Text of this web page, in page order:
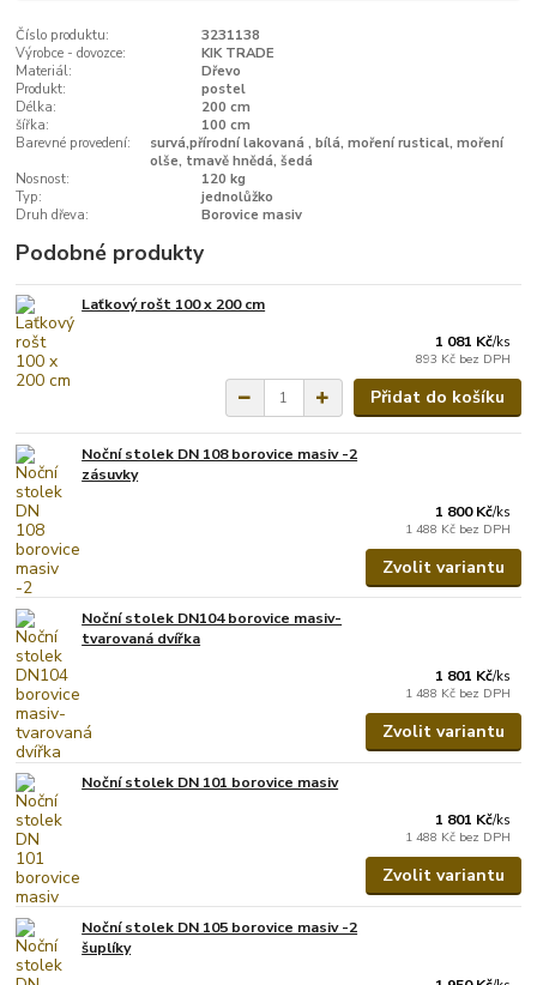
Číslo produktu:
3231138
Výrobce - dovozce:
KIK TRADE
Materiál:
Dřevo
Produkt:
postel
Délka:
200 cm
šířka:
100 cm
Barevné provedení:
survá,přírodní lakovaná , bílá, moření rustical, moření
olše, tmavě hnědá, šedá
Nosnost:
120 kg
Typ:
jednolůžko
Druh dřeva:
Borovice masiv
Podobné produkty
Laťkový rošt 100 x 200 cm
1 081 Kč/ks
893 Kč bez DPH
Přidat do košíku
Noční stolek DN 108 borovice masiv -2
zásuvky
1 800 Kč/ks
1 488 Kč bez DPH
Zvolit variantu
Noční stolek DN104 borovice masiv-
tvarovaná dvířka
1 801 Kč/ks
1 488 Kč bez DPH
Zvolit variantu
Noční stolek DN 101 borovice masiv
1 801 Kč/ks
1 488 Kč bez DPH
Zvolit variantu
Noční stolek DN 105 borovice masiv -2
šuplíky